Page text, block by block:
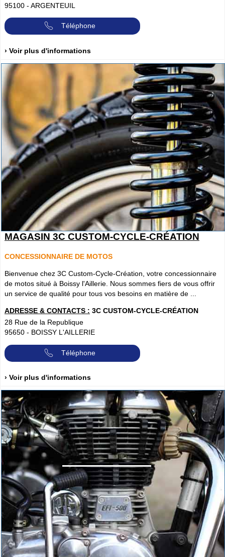
95100 - ARGENTEUIL
Téléphone
› Voir plus d'informations
MAGASIN 3C CUSTOM-CYCLE-CRÉATION
CONCESSIONNAIRE DE MOTOS
Bienvenue chez 3C Custom-Cycle-Création, votre concessionnaire
de motos situé à Boissy l'Aillerie. Nous sommes fiers de vous offrir
un service de qualité pour tous vos besoins en matière de ...
ADRESSE & CONTACTS : 3C CUSTOM-CYCLE-CRÉATION
28 Rue de la Republique
95650 - BOISSY L'AILLERIE
Téléphone
› Voir plus d'informations